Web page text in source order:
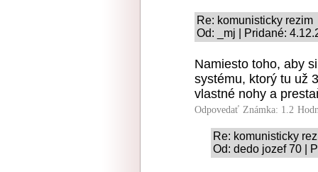
Re: komunisticky rezim
Od: _mj | Pridané:
Namiesto toho, aby
systému, ktorý tu už
vlastné nohy a
Odpovedať Známka: 1.2
Re: komunisticky
Od: dedo jozef 70 |